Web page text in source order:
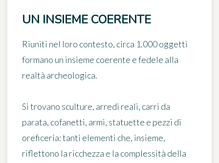
UN INSIEME COERENTE
Riuniti nel loro contesto, circa 1.000 oggetti
formano un insieme coerente e fedele alla
realtà archeologica.
Si trovano sculture, arredi reali, carri da
parata, cofanetti, armi, statuette e pezzi di
oreficeria: tanti elementi che, insieme,
riflettono la ricchezza e la complessità della